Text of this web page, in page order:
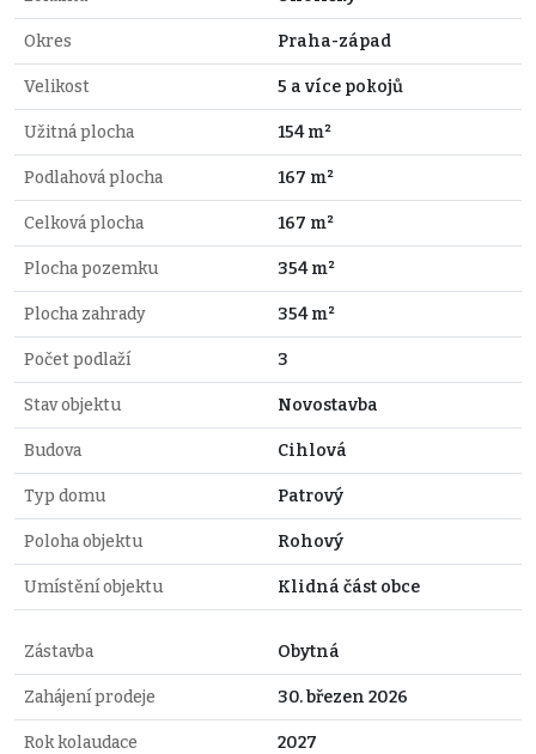
Okres Praha-západ
Velikost 5 a více pokojů
Užitná plocha 154 m²
Podlahová plocha 167 m²
Celková plocha 167 m²
Plocha pozemku 354 m²
Plocha zahrady 354 m²
Počet podlaží 3
Stav objektu Novostavba
Budova Cihlová
Typ domu Patrový
Poloha objektu Rohový
Umístění objektu Klidná část obce
Zástavba Obytná
Zahájení prodeje 30. březen 2026
Rok kolaudace 2027